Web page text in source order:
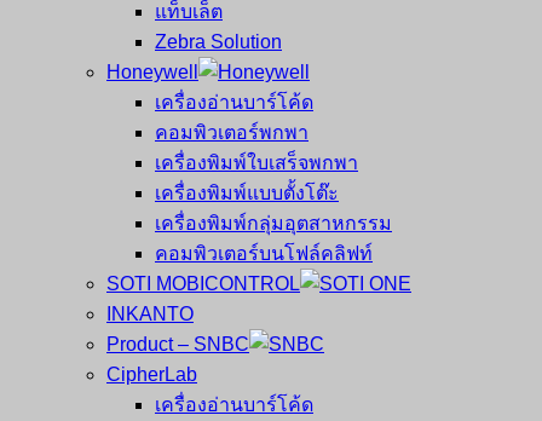
แท็บเล็ต
Zebra Solution
Honeywell
เครื่องอ่านบาร์โค้ด
คอมพิวเตอร์พกพา
เครื่องพิมพ์ใบเสร็จพกพา
เครื่องพิมพ์แบบตั้งโต๊ะ
เครื่องพิมพ์กลุ่มอุตสาหกรรม
คอมพิวเตอร์บนโฟล์คลิฟท์
SOTI MOBICONTROL
INKANTO
Product – SNBC
CipherLab
เครื่องอ่านบาร์โค้ด